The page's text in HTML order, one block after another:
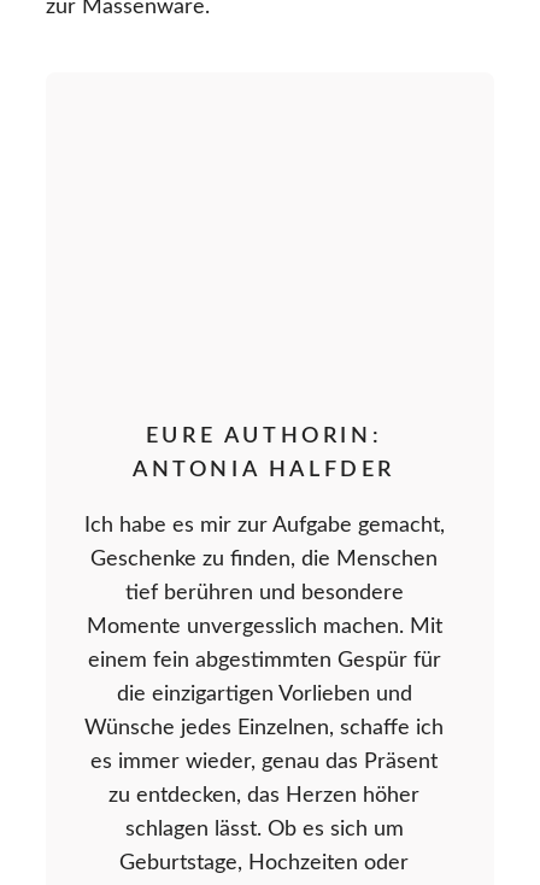
zur Massenware.
EURE AUTHORIN:
ANTONIA HALFDER
Ich habe es mir zur Aufgabe gemacht,
Geschenke zu finden, die Menschen
tief berühren und besondere
Momente unvergesslich machen. Mit
einem fein abgestimmten Gespür für
die einzigartigen Vorlieben und
Wünsche jedes Einzelnen, schaffe ich
es immer wieder, genau das Präsent
zu entdecken, das Herzen höher
schlagen lässt. Ob es sich um
Geburtstage, Hochzeiten oder